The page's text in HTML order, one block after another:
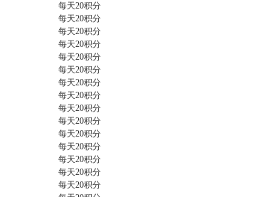
每天20积分
每天20积分
每天20积分
每天20积分
每天20积分
每天20积分
每天20积分
每天20积分
每天20积分
每天20积分
每天20积分
每天20积分
每天20积分
每天20积分
每天20积分